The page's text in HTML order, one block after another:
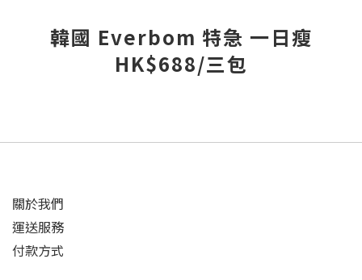
韓國 Everbom 特急 一日瘦
HK$688/三包
關於我們
運送服務
付款方式